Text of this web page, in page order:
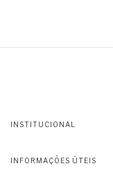
INSTITUCIONAL
INFORMAÇÕES ÚTEIS